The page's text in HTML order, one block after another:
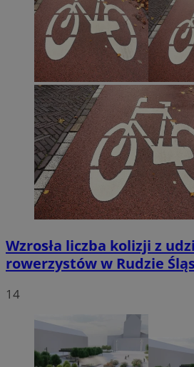
Wzrosła liczba kolizji z
rowerzystów w Rudzie
14